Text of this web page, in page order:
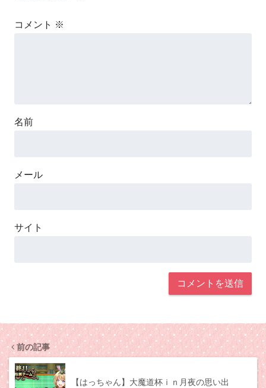
コメント ※
名前
メール
サイト
前の記事
【はっちゃん】大魔道杯ｉｎ月夜の思い出